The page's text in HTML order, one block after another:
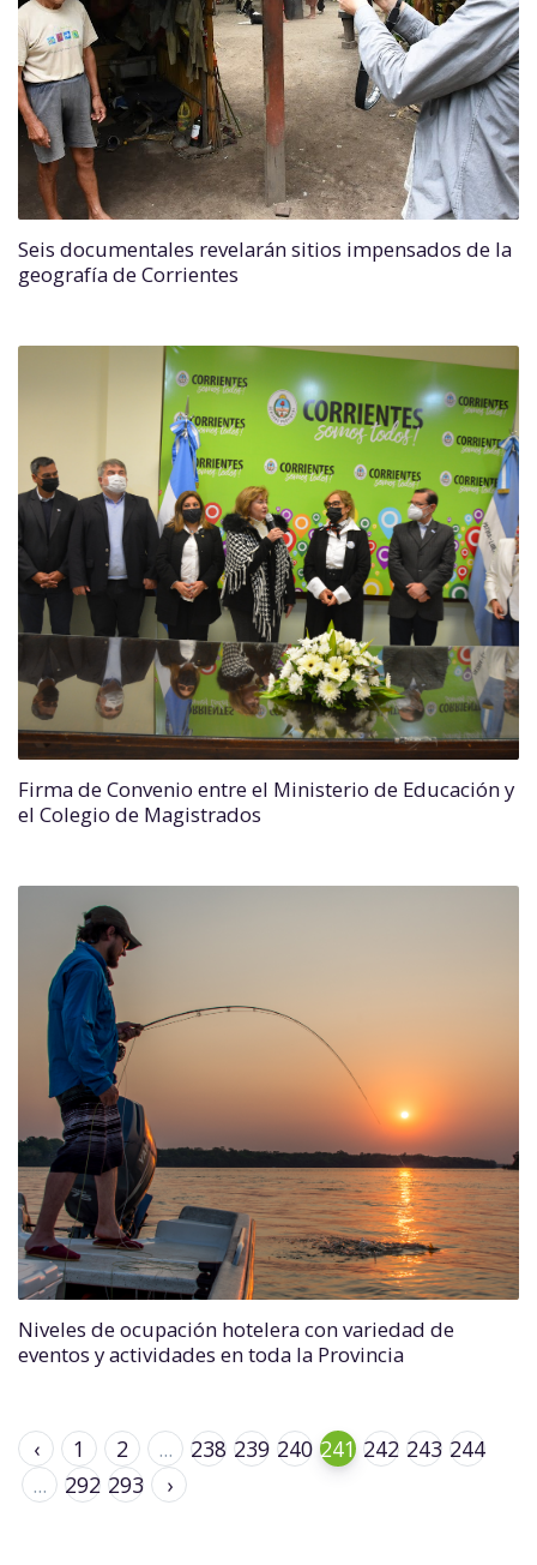
Seis documentales revelarán sitios impensados de la
geografía de Corrientes
Firma de Convenio entre el Ministerio de Educación y
el Colegio de Magistrados
Niveles de ocupación hotelera con variedad de
eventos y actividades en toda la Provincia
‹ 1 2 ... 238 239 240 241 242 243 244
...
292 293 ›